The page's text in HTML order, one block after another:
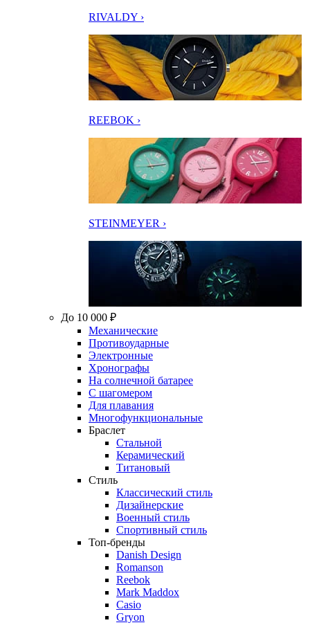
RIVALDY ›
REEBOK ›
STEINMEYER ›
До 10 000 ₽
Механические
Противоударные
Электронные
Хронографы
На солнечной батарее
С шагомером
Для плавания
Многофункциональные
Браслет
Стальной
Керамический
Титановый
Стиль
Классический стиль
Дизайнерские
Военный стиль
Спортивный стиль
Топ-бренды
Danish Design
Romanson
Reebok
Mark Maddox
Casio
Gryon